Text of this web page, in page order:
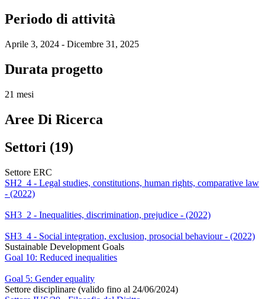
Periodo di attività
Aprile 3, 2024 - Dicembre 31, 2025
Durata progetto
21 mesi
Aree Di Ricerca
Settori (19)
Settore ERC
SH2_4 - Legal studies, constitutions, human rights, comparative law
- (2022)
SH3_2 - Inequalities, discrimination, prejudice - (2022)
SH3_4 - Social integration, exclusion, prosocial behaviour - (2022)
Sustainable Development Goals
Goal 10: Reduced inequalities
Goal 5: Gender equality
Settore disciplinare (valido fino al 24/06/2024)